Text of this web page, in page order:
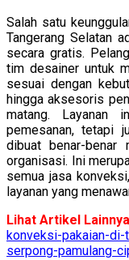
Salah satu
Tangerang Selatan
secara gratis.
tim desainer untuk
sesuai dengan
hingga aksesoris
matang. Layanan
pemesanan, tetapi
dibuat benar-benar
organisasi. Ini
semua jasa
layanan yang
Lihat Artikel
konveksi-pakaian-
serpong-pamulang-